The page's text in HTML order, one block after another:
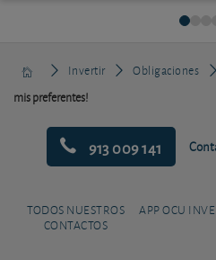
Invertir Obligaciones
mis preferentes!
913 009 141
TODOS NUESTROS
CONTACTOS
APP OCU